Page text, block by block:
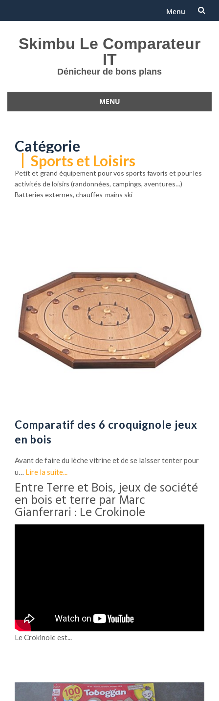
Menu
Skimbu Le Comparateur
IT
Dénicheur de bons plans
MENU
Catégorie
Sports et Loisirs
Petit et grand équipement pour vos sports favoris et pour les
activités de loisirs (randonnées, campings, aventures…)
Batteries externes, chauffes-mains ski
Comparatif des 6 croquignole jeux
en bois
Avant de faire du lèche vitrine et de se laisser tenter pour
u… Lire la suite...
Entre Terre et Bois, jeux de société
en bois et terre par Marc
Gianferrari : Le Crokinole
Le Crokinole est...